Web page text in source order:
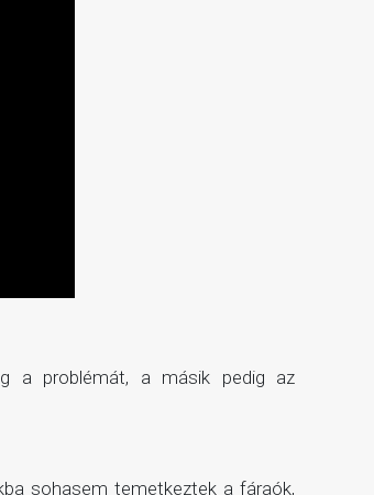
a problémát, a másik pedig az
sohasem temetkeztek a fáraók,